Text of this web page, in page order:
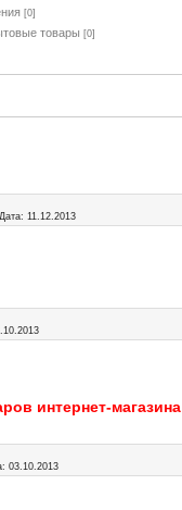
[0]
товары [0]
Дата: 11.12.2013
интернет-магазина
03.10.2013